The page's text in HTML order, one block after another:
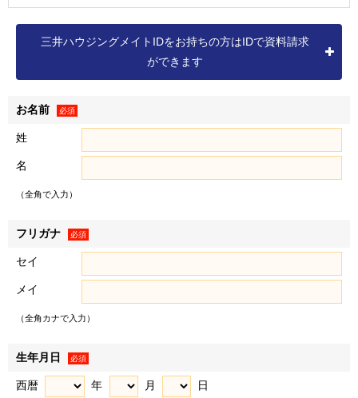
つきましては、以下をご覧ください。
個人情報保護方針
個人情報の取扱いについて
個人情報の取得
１．弊社は、資料請求・物件エントリーいただいた方、物件
に来場いただいた方、ならびに売買契約を締結いただいた方
（以下「お客様」といいます）に関する以下記載の個人情報
（以下「お客様情報」といいます）を取得し、以下の各条の
＜例として、以下の情報を取得します＞
• お客様から提供された情報（氏名、住所、電話番号、電
子メールアドレス、生年月日、性別、職業など、お客様から
提供された一切の情報で、物件来場後に不動産取引に際して
２．お客様は、登録した情報に変更があった場合、下記「個
うえ登録情報を変更するものとします。変更登録がなされな
三井ハウジングメイトIDをお持ちの方はIDで資料請求
ができます
お名前 必須
姓
名
（全角で入力）
フリガナ 必須
セイ
メイ
（全角カナで入力）
生年月日 必須
西暦 年 月 日